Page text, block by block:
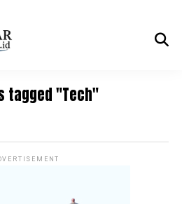
tagged "Tech"